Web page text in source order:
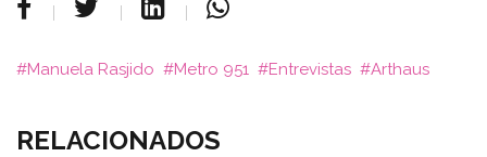
Manuela Rasjido Metro 951 Entrevistas Arthaus
RELACIONADOS